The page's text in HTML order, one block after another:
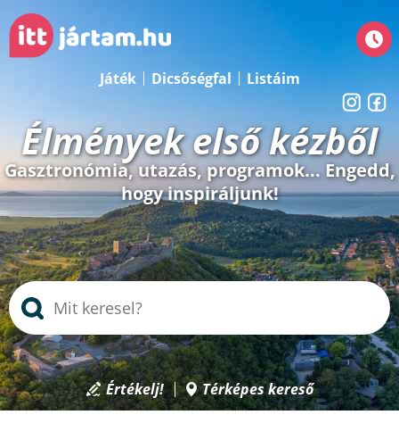
Játék Dicsőségfal Listáim
Élmények első kézből
Gasztronómia, utazás, programok... Engedd,
hogy inspiráljunk!
Értékelj! Térképes kereső